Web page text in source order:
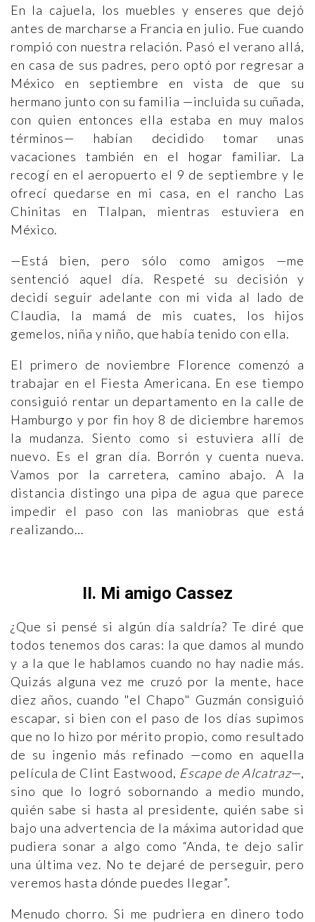
En la cajuela, los muebles y enseres que dejó
antes de marcharse a Francia en julio. Fue cuando
rompió con nuestra relación. Pasó el verano allá,
en casa de sus padres, pero optó por regresar a
México en septiembre en vista de que su
hermano junto con su familia —incluida su cuñada,
con quien entonces ella estaba en muy malos
términos— habían decidido tomar unas
vacaciones también en el hogar familiar. La
recogí en el aeropuerto el 9 de septiembre y le
ofrecí quedarse en mi casa, en el rancho Las
Chinitas en Tlalpan, mientras estuviera en
México.
—Está bien, pero sólo como amigos —me
sentenció aquel día. Respeté su decisión y
decidí seguir adelante con mi vida al lado de
Claudia, la mamá de mis cuates, los hijos
gemelos, niña y niño, que había tenido con ella.
El primero de noviembre Florence comenzó a
trabajar en el Fiesta Americana. En ese tiempo
consiguió rentar un departamento en la calle de
Hamburgo y por fin hoy 8 de diciembre haremos
la mudanza. Siento como si estuviera allí de
nuevo. Es el gran día. Borrón y cuenta nueva.
Vamos por la carretera, camino abajo. A la
distancia distingo una pipa de agua que parece
impedir el paso con las maniobras que está
realizando…
II. Mi amigo Cassez
¿Que si pensé si algún día saldría? Te diré que
todos tenemos dos caras: la que damos al mundo
y a la que le hablamos cuando no hay nadie más.
Quizás alguna vez me cruzó por la mente, hace
diez años, cuando "el Chapo" Guzmán consiguió
escapar, si bien con el paso de los días supimos
que no lo hizo por mérito propio, como resultado
de su ingenio más refinado —como en aquella
película de Clint Eastwood, Escape de Alcatraz—,
sino que lo logró sobornando a medio mundo,
quién sabe si hasta al presidente, quién sabe si
bajo una advertencia de la máxima autoridad que
pudiera sonar a algo como “Anda, te dejo salir
una última vez. No te dejaré de perseguir, pero
veremos hasta dónde puedes llegar”.
Menudo chorro. Si me pudriera en dinero todo